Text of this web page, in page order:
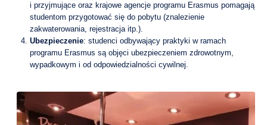
i przyjmujące oraz krajowe agencje programu Erasmus pomagają
studentom przygotować się do pobytu (znalezienie
zakwaterowania, rejestracja itp.).
Ubezpieczenie: studenci odbywający praktyki w ramach
programu Erasmus są objęci ubezpieczeniem zdrowotnym,
wypadkowym i od odpowiedzialności cywilnej.